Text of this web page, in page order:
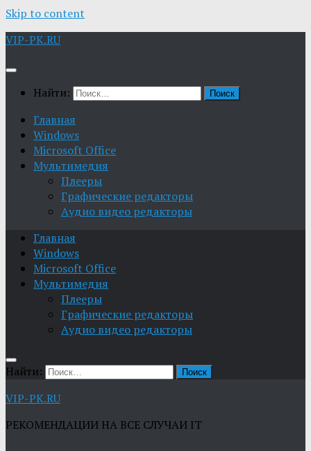
Skip to content
VIP-PK.RU
Найти:
Главная
Windows
Microsoft Office
Мультимедия
Плееры
Графические редакторы
Aудио видео редакторы
Главная
Windows
Microsoft Office
Мультимедия
Плееры
Графические редакторы
Aудио видео редакторы
Найти:
VIP-PK.RU
РЕКОМЕНДАЦИИ НА ВСЕ СЛУЧАИ IT